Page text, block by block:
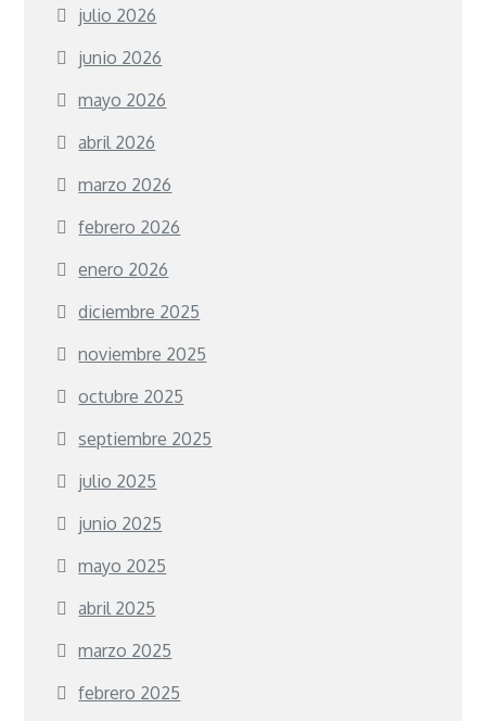
julio 2026
junio 2026
mayo 2026
abril 2026
marzo 2026
febrero 2026
enero 2026
diciembre 2025
noviembre 2025
octubre 2025
septiembre 2025
julio 2025
junio 2025
mayo 2025
abril 2025
marzo 2025
febrero 2025